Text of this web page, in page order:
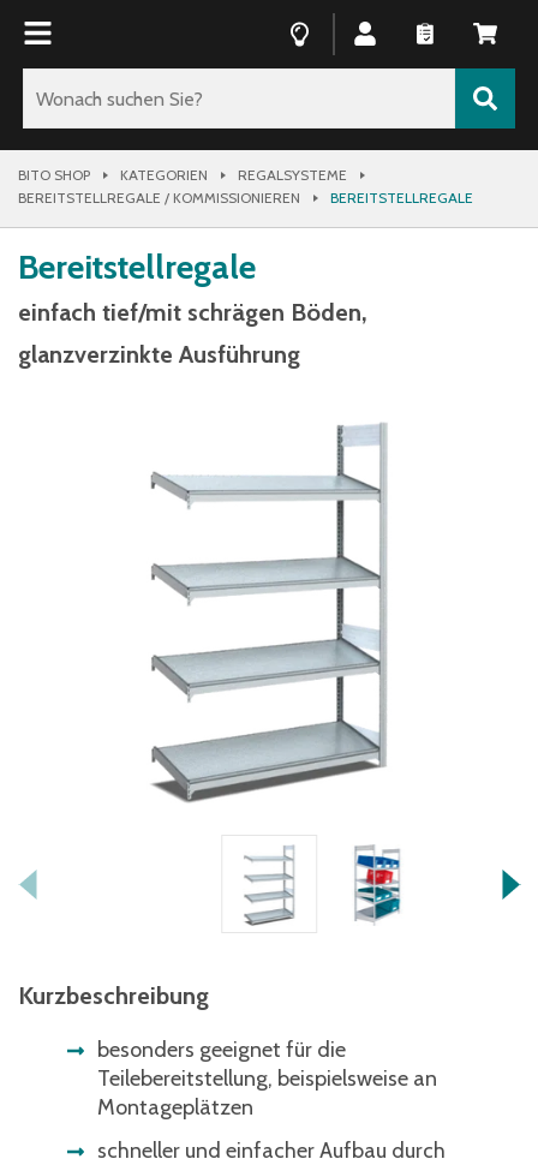
BITO SHOP KATEGORIEN
REGALSYSTEME
BEREITSTELLREGALE / KOMMISSIONIEREN
BEREITSTELLREGALE
Bereitstellregale
einfach tief/mit schrägen Böden,
glanzverzinkte Ausführung
Kurzbeschreibung
besonders geeignet für die
Teilebereitstellung, beispielsweise an
Montageplätzen
schneller und einfacher Aufbau durch